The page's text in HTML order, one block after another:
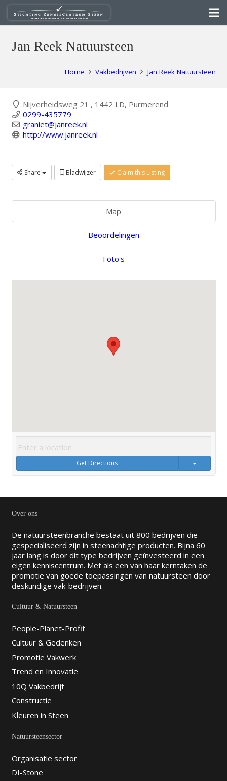
Jan Reek Natuursteen
Home Vakbedrijven Jan Reek Natuursteen
Nijverheidsweg 21 , 1442 LD, Purmerend
0299-435779
graniet@janreek.nl
http://www.janreek.nl
Share Bladwijzer Claim this Listing
Map
Beoordelingen
Foto's
Get Directions
Over ons
De natuursteenbranche bestaat uit 800 bedrijven die
gespecialiseerd zijn in steenachtige producten. Bijna 60
jaar lang is door dit type bedrijven geïnvesteerd in een
eigen kenniscentrum. Met als een van haar kerntaken de
promotie van goede toepassingen van natuursteen door
deskundige vak-bedrijven.
Cultuur & Natuursteen
People-Planet-Profit
Cultuur & Gedenken
Promotie Vakwerk
Trend en Innovatie
10Q Vakbedrijf
Constructie
Kleuren in Steen
Natuursteensector
Organisatie sector
DI-Stone